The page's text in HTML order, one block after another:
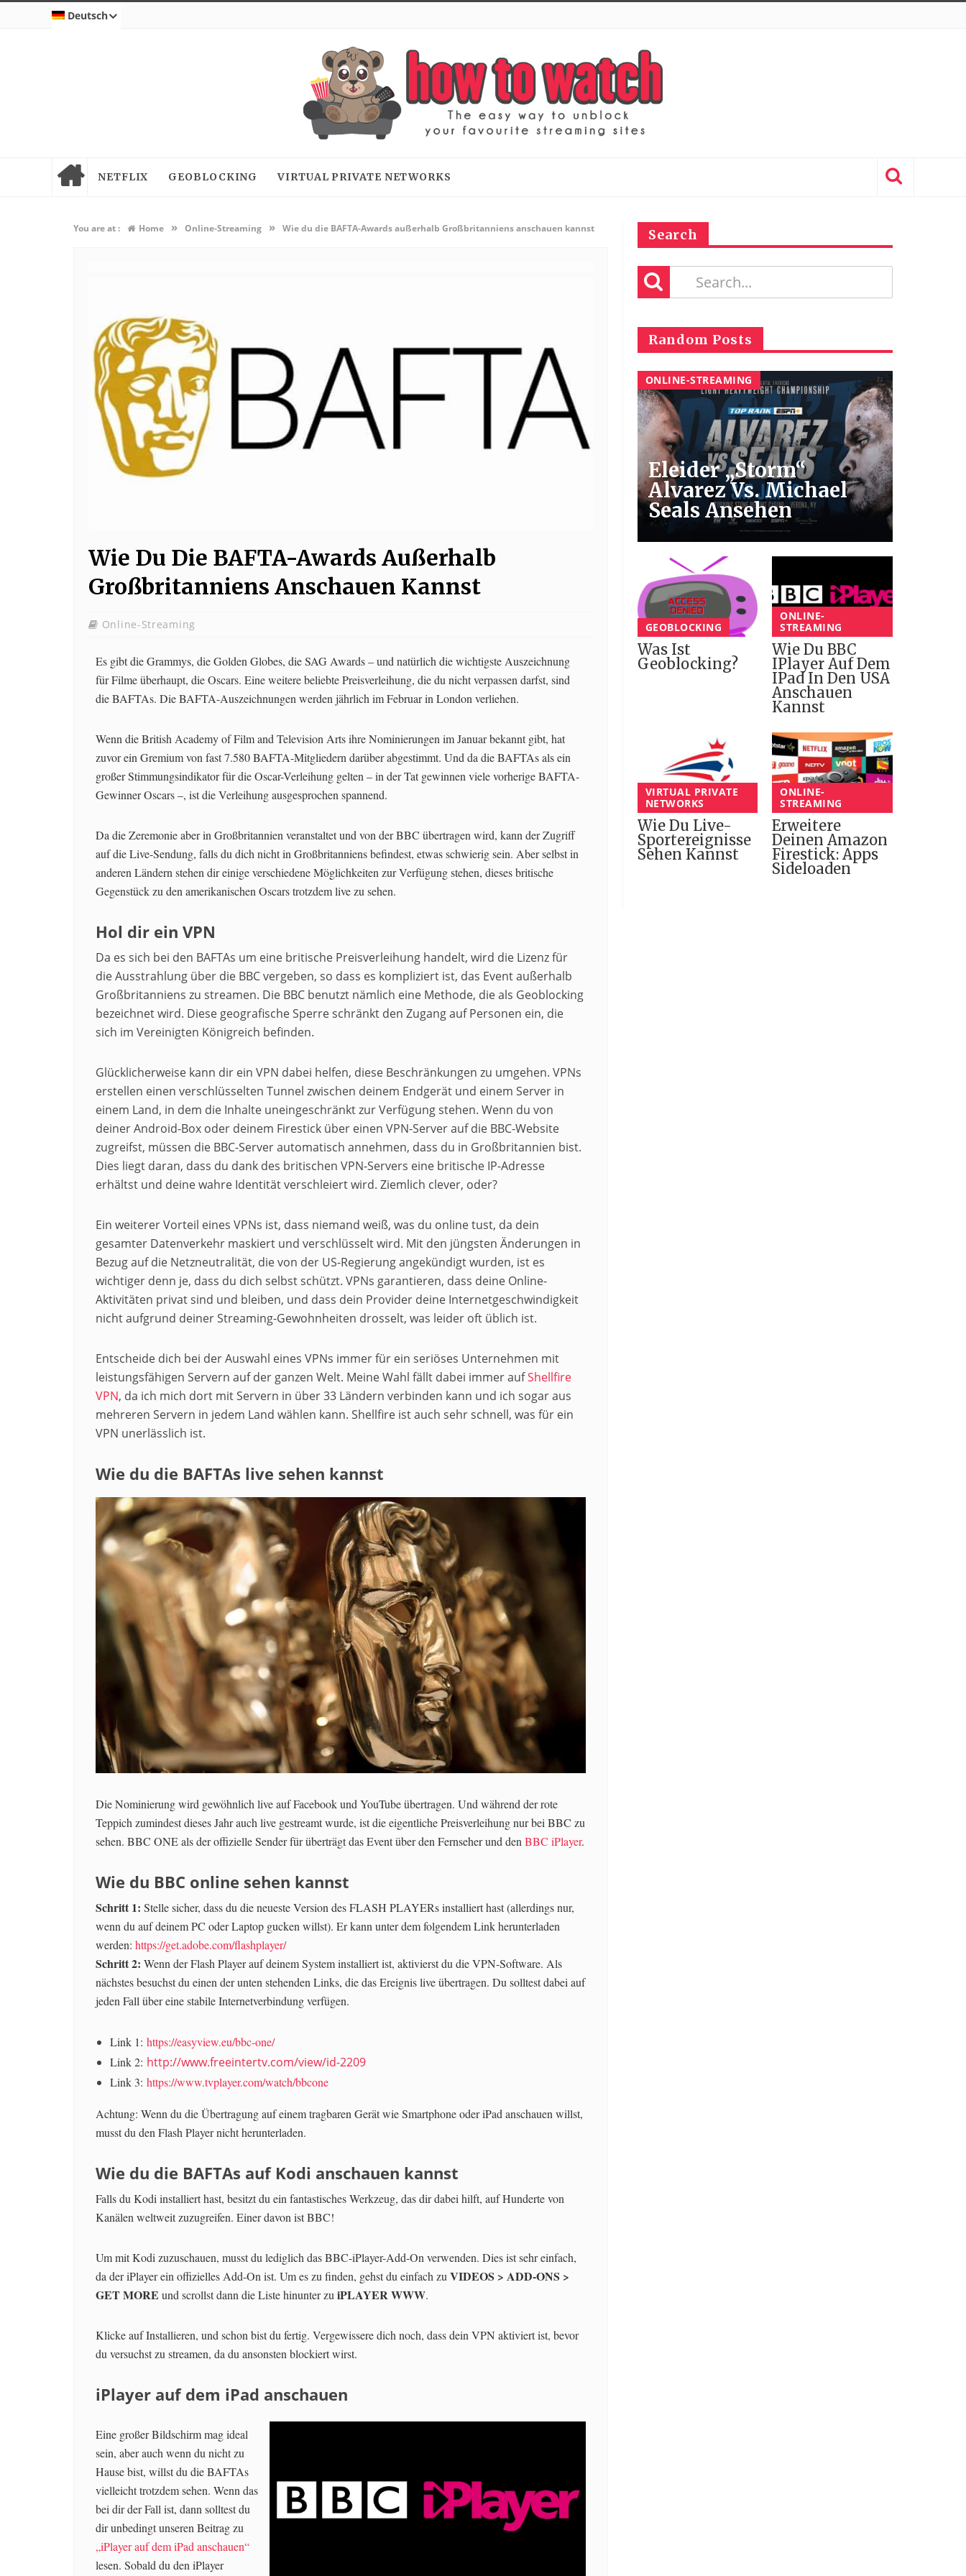
Deutsch
NETFLIX GEOBLOCKING VIRTUAL PRIVATE NETWORKS
You are at : Home » Online-Streaming » Wie du die BAFTA-Awards außerhalb Großbritanniens anschauen kannst
Wie Du Die BAFTA-Awards Außerhalb
Großbritanniens Anschauen Kannst
Online-Streaming
Es gibt die Grammys, die Golden Globes, die SAG Awards – und natürlich die wichtigste Auszeichnung
für Filme überhaupt, die Oscars. Eine weitere beliebte Preisverleihung, die du nicht verpassen darfst, sind
die BAFTAs. Die BAFTA-Auszeichnungen werden jährlich im Februar in London verliehen.
Wenn die British Academy of Film and Television Arts ihre Nominierungen im Januar bekannt gibt, hat
zuvor ein Gremium von fast 7.580 BAFTA-Mitgliedern darüber abgestimmt. Und da die BAFTAs als ein
großer Stimmungsindikator für die Oscar-Verleihung gelten – in der Tat gewinnen viele vorherige BAFTA-
Gewinner Oscars –, ist die Verleihung ausgesprochen spannend.
Da die Zeremonie aber in Großbritannien veranstaltet und von der BBC übertragen wird, kann der Zugriff
auf die Live-Sendung, falls du dich nicht in Großbritanniens befindest, etwas schwierig sein. Aber selbst in
anderen Ländern stehen dir einige verschiedene Möglichkeiten zur Verfügung stehen, dieses britische
Gegenstück zu den amerikanischen Oscars trotzdem live zu sehen.
Hol dir ein VPN
Da es sich bei den BAFTAs um eine britische Preisverleihung handelt, wird die Lizenz für
die Ausstrahlung über die BBC vergeben, so dass es kompliziert ist, das Event außerhalb
Großbritanniens zu streamen. Die BBC benutzt nämlich eine Methode, die als Geoblocking
bezeichnet wird. Diese geografische Sperre schränkt den Zugang auf Personen ein, die
sich im Vereinigten Königreich befinden.
Glücklicherweise kann dir ein VPN dabei helfen, diese Beschränkungen zu umgehen. VPNs
erstellen einen verschlüsselten Tunnel zwischen deinem Endgerät und einem Server in
einem Land, in dem die Inhalte uneingeschränkt zur Verfügung stehen. Wenn du von
deiner Android-Box oder deinem Firestick über einen VPN-Server auf die BBC-Website
zugreifst, müssen die BBC-Server automatisch annehmen, dass du in Großbritannien bist.
Dies liegt daran, dass du dank des britischen VPN-Servers eine britische IP-Adresse
erhältst und deine wahre Identität verschleiert wird. Ziemlich clever, oder?
Ein weiterer Vorteil eines VPNs ist, dass niemand weiß, was du online tust, da dein
gesamter Datenverkehr maskiert und verschlüsselt wird. Mit den jüngsten Änderungen in
Bezug auf die Netzneutralität, die von der US-Regierung angekündigt wurden, ist es
wichtiger denn je, dass du dich selbst schützt. VPNs garantieren, dass deine Online-
Aktivitäten privat sind und bleiben, und dass dein Provider deine Internetgeschwindigkeit
nicht aufgrund deiner Streaming-Gewohnheiten drosselt, was leider oft üblich ist.
Entscheide dich bei der Auswahl eines VPNs immer für ein seriöses Unternehmen mit
leistungsfähigen Servern auf der ganzen Welt. Meine Wahl fällt dabei immer aufShellfire
VPN, da ich mich dort mit Servern in über 33 Ländern verbinden kann und ich sogar aus
mehreren Servern in jedem Land wählen kann. Shellfire ist auch sehr schnell, was für ein
VPN unerlässlich ist.
Wie du die BAFTAs live sehen kannst
Die Nominierung wird gewöhnlich live auf Facebook und YouTube übertragen. Und während der rote
Teppich zumindest dieses Jahr auch live gestreamt wurde, ist die eigentliche Preisverleihung nur bei BBC zu
sehen. BBC ONE als der offizielle Sender für überträgt das Event über den Fernseher und denBBC iPlayer.
Wie du BBC online sehen kannst
Schritt 1: Stelle sicher, dass du die neueste Version des FLASH PLAYERs installiert hast (allerdings nur,
wenn du auf deinem PC oder Laptop gucken willst). Er kann unter dem folgendem Link herunterladen
werden: https://get.adobe.com/flashplayer/
Schritt 2: Wenn der Flash Player auf deinem System installiert ist, aktivierst du die VPN-Software. Als
nächstes besuchst du einen der unten stehenden Links, die das Ereignis live übertragen. Du solltest dabei auf
jeden Fall über eine stabile Internetverbindung verfügen.
Link 1: https://easyview.eu/bbc-one/
Link 2: http://www.freeintertv.com/view/id-2209
Link 3: https://www.tvplayer.com/watch/bbcone
Achtung: Wenn du die Übertragung auf einem tragbaren Gerät wie Smartphone oder iPad anschauen willst,
musst du den Flash Player nicht herunterladen.
Wie du die BAFTAs auf Kodi anschauen kannst
Falls du Kodi installiert hast, besitzt du ein fantastisches Werkzeug, das dir dabei hilft, auf Hunderte von
Kanälen weltweit zuzugreifen. Einer davon ist BBC!
Um mit Kodi zuzuschauen, musst du lediglich das BBC-iPlayer-Add-On verwenden. Dies ist sehr einfach,
da der iPlayer ein offizielles Add-On ist. Um es zu finden, gehst du einfach zuVIDEOS > ADD-ONS >
GET MORE und scrollst dann die Liste hinunter zuiPLAYER WWW.
Klicke auf Installieren, und schon bist du fertig. Vergewissere dich noch, dass dein VPN aktiviert ist, bevor
du versuchst zu streamen, da du ansonsten blockiert wirst.
iPlayer auf dem iPad anschauen
Eine großer Bildschirm mag ideal
sein, aber auch wenn du nicht zu
Hause bist, willst du die BAFTAs
vielleicht trotzdem sehen. Wenn das
bei dir der Fall ist, dann solltest du
dir unbedingt unseren Beitrag zu
„iPlayer auf dem iPad anschauen“
lesen. Sobald du den iPlayer
Search
Random Posts
ONLINE-STREAMING
Eleider „Storm“
Alvarez Vs. Michael
Seals Ansehen
GEOBLOCKING
Was Ist
Geoblocking?
ONLINE-
STREAMING
Wie Du BBC
IPlayer Auf Dem
IPad In Den USA
Anschauen
Kannst
VIRTUAL PRIVATE
NETWORKS
Wie Du Live-
Sportereignisse
Sehen Kannst
ONLINE-
STREAMING
Erweitere
Deinen Amazon
Firestick: Apps
Sideloaden